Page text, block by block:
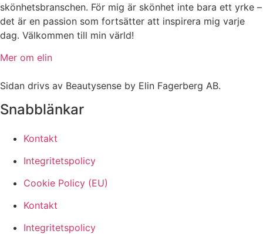
skönhetsbranschen. För mig är skönhet inte bara ett yrke –
det är en passion som fortsätter att inspirera mig varje
dag. Välkommen till min värld!
Mer om elin
Sidan drivs av Beautysense by Elin Fagerberg AB.
Snabblänkar
Kontakt
Integritetspolicy
Cookie Policy (EU)
Kontakt
Integritetspolicy